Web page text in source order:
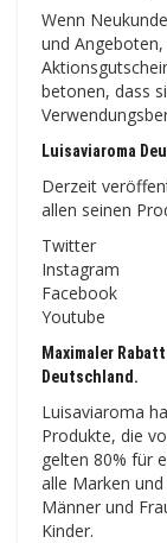
Wenn
und
betonen, dass
Luisaviaroma
Derzeit
allen seinen
Twitter
Instagram
Facebook
Youtube
Maximaler
Deutschland.
Luisaviaroma
Produkte, die
gelten 80% für
alle Marken
Männer und
Kinder.